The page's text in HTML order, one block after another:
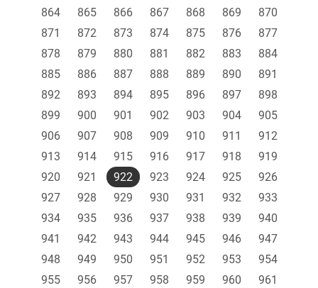
864
865 866 867 868 869
870
871
872 873 874 875 876
877
878
879 880 881 882 883
884
885
886 887 888 889 890
891
892
893 894 895 896 897
898
899
900 901 902 903 904
905
906
907 908 909 910 911
912
913
914 915 916 917 918
919
920
921 922 923 924 925
926
927
928 929 930 931 932
933
934
935 936 937 938 939
940
941
942 943 944 945 946
947
948
949 950 951 952 953
954
955
956 957 958 959 960
961